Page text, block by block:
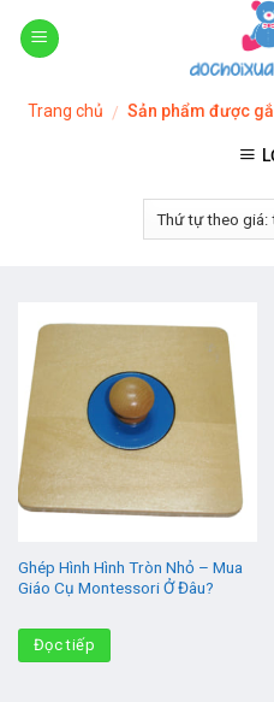
Skip
Trang chủ / Sản phẩm được
Ghép Hình Hình Tròn Nhỏ – Mua
Giáo Cụ Montessori Ở Đâu?
Đọc tiếp